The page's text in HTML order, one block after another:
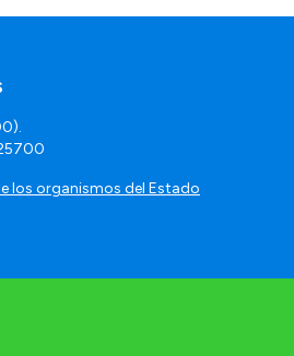
los organismos del Estado